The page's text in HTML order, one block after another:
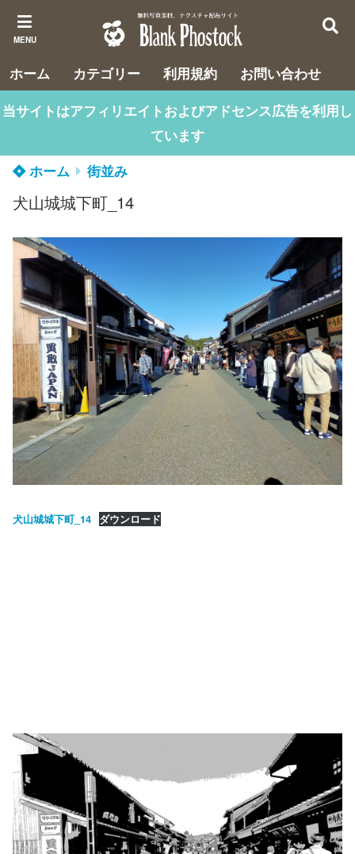
MENU
ホーム カテゴリー 利用規約
お問い合わせ
当サイトはアフィリエイトおよびアドセンス広告を利用し
ています
ホーム
街並み
犬山城城下町_14
犬山城城下町_14 ダウンロード